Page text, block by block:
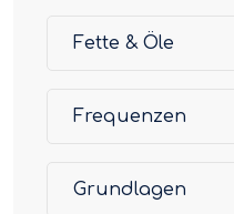
Fette & Öle
Frequenzen
Grundlagen